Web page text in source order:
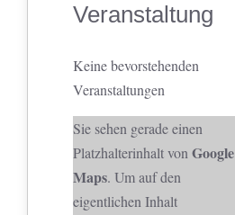
Veranstaltung
Keine bevorstehenden
Veranstaltungen
Sie sehen gerade einen
Platzhalterinhalt vonGoogle
Maps. Um auf den
eigentlichen Inhalt